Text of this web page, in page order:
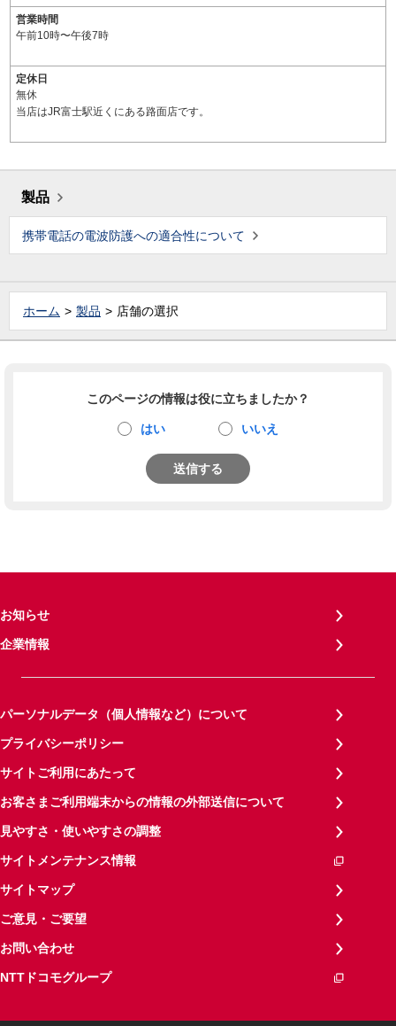
営業時間
午前10時〜午後7時
定休日
無休
当店はJR富士駅近くにある路面店です。
製品
携帯電話の電波防護への適合性について
ホーム 製品 店舗の選択
このページの情報は役に立ちましたか？
はい いいえ
送信する
お知らせ
企業情報
パーソナルデータ（個人情報など）について
プライバシーポリシー
サイトご利用にあたって
お客さまご利用端末からの情報の外部送信について
見やすさ・使いやすさの調整
サイトメンテナンス情報
サイトマップ
ご意見・ご要望
お問い合わせ
NTTドコモグループ